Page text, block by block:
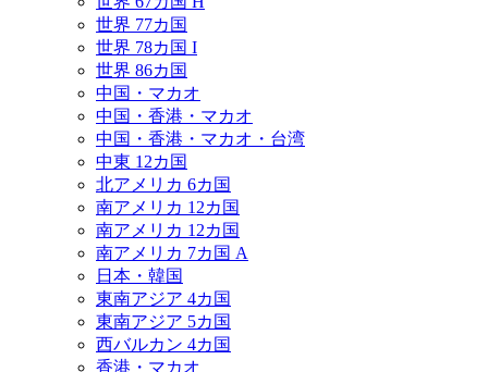
世界 77カ国
世界 78カ国 I
世界 86カ国
中国・マカオ
中国・香港・マカオ
中国・香港・マカオ・台湾
中東 12カ国
北アメリカ 6カ国
南アメリカ 12カ国
南アメリカ 12カ国
南アメリカ 7カ国 A
日本・韓国
東南アジア 4カ国
東南アジア 5カ国
西バルカン 4カ国
香港・マカオ